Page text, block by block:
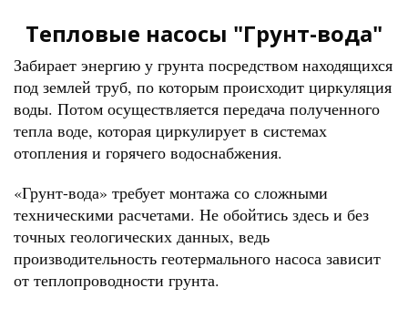
Тепловые насосы "Грунт-вода"
Забирает энергию у грунта посредством находящихся
под землей труб, по которым происходит циркуляция
воды. Потом осуществляется передача полученного
тепла воде, которая циркулирует в системах
отопления и горячего водоснабжения.
«Грунт-вода» требует монтажа со сложными
техническими расчетами. Не обойтись здесь и без
точных геологических данных, ведь
производительность геотермального насоса зависит
от теплопроводности грунта.